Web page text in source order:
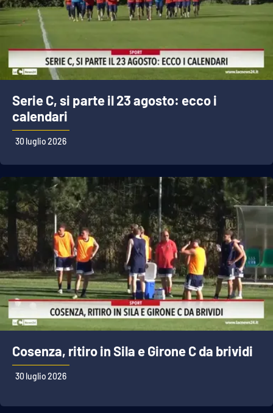
Serie C, si parte il 23 agosto: ecco i
calendari
30 luglio 2026
Cosenza, ritiro in Sila e Girone C da brividi
30 luglio 2026